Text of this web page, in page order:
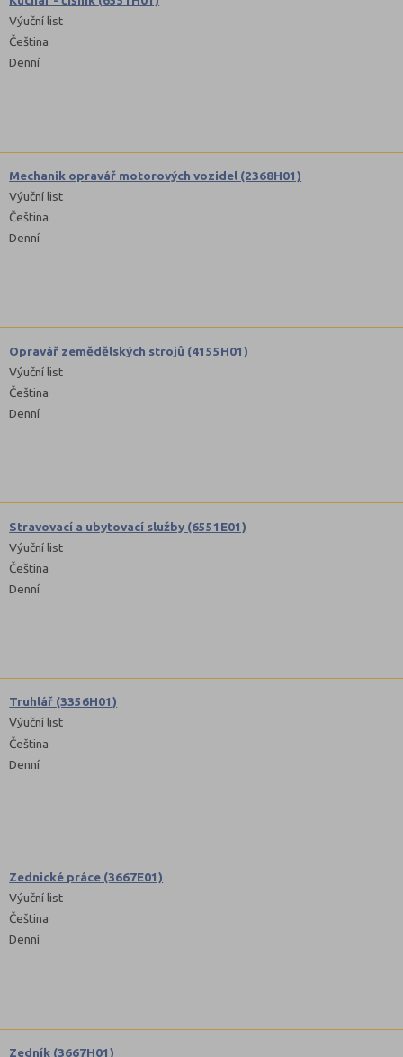
Výuční list
Čeština
Denní
Mechanik opravář motorových vozidel (2368H01)
Výuční list
Čeština
Denní
Opravář zemědělských strojů (4155H01)
Výuční list
Čeština
Denní
Stravovací a ubytovací služby (6551E01)
Výuční list
Čeština
Denní
Truhlář (3356H01)
Výuční list
Čeština
Denní
Zednické práce (3667E01)
Výuční list
Čeština
Denní
Zedník (3667H01)